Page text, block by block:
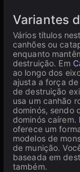
Variantes
Vários títulos
canhões ou
enquanto
destruição. Em
ao longo dos
ajusta a força
de destruição
usa um canhão
dominós, sendo
dominós caírem.
oferece um
modelos de
de munição.
baseada em
também.